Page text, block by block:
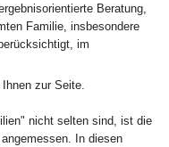
Beratung,
Familie, insbesondere
im
zur Seite.
nicht selten sind, ist die
In diesen